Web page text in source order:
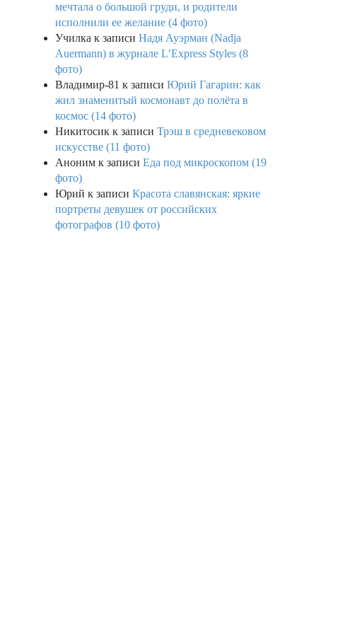
мечтала о большой груди, и родители
исполнили ее желание (4 фото)
Училка к записи Надя Ауэрман (Nadja
Auermann) в журнале L’Express Styles (8
фото)
Владимир-81 к записи Юрий Гагарин: как
жил знаменитый космонавт до полёта в
космос (14 фото)
Никитосик к записи Трэш в средневековом
искусстве (11 фото)
Аноним к записи Еда под микроскопом (19
фото)
Юрий к записи Красота славянская: яркие
портреты девушек от российских
фотографов (10 фото)